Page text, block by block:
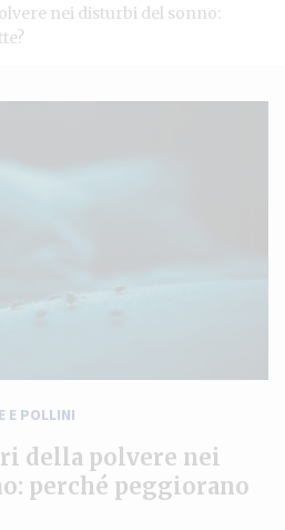
nei disturbi del sonno:
E POLLINI
della polvere nei
perché peggiorano